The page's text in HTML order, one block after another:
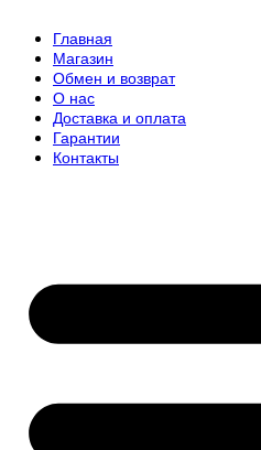
Главная
Магазин
Обмен и возврат
О нас
Доставка и оплата
Гарантии
Контакты